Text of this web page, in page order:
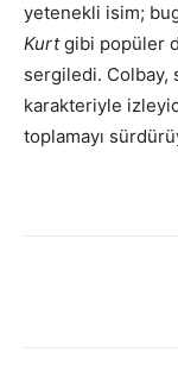
yetenekli isim;
Kurtgibi popüler
sergiledi. Colbay,
karakteriyle
toplamayı